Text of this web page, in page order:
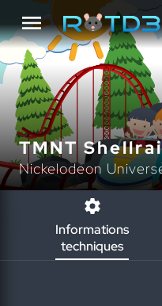
TMNT
Nickelodeon
Informations
techniques